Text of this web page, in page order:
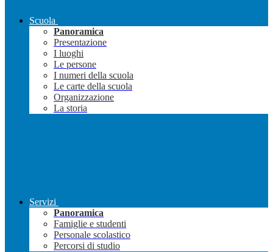
Scuola
Panoramica
Presentazione
I luoghi
Le persone
I numeri della scuola
Le carte della scuola
Organizzazione
La storia
Servizi
Panoramica
Famiglie e studenti
Personale scolastico
Percorsi di studio